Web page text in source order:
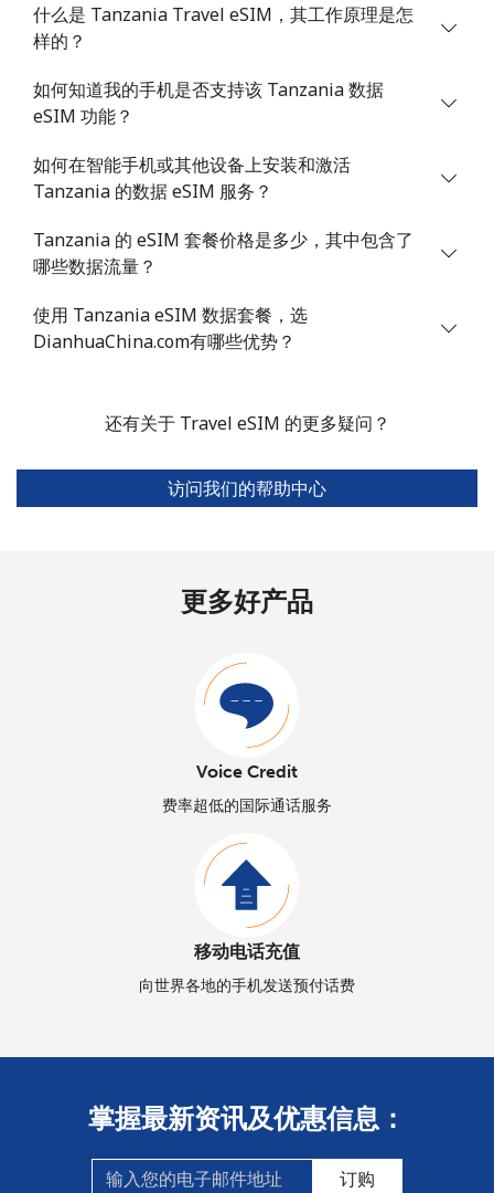
什么是 Tanzania Travel eSIM，其工作原理是怎
样的？
如何知道我的手机是否支持该 Tanzania 数据
eSIM 功能？
如何在智能手机或其他设备上安装和激活
Tanzania 的数据 eSIM 服务？
Tanzania 的 eSIM 套餐价格是多少，其中包含了
哪些数据流量？
使用 Tanzania eSIM 数据套餐，选
DianhuaChina.com有哪些优势？
还有关于 Travel eSIM 的更多疑问？
访问我们的帮助中心
更多好产品
Voice Credit
费率超低的国际通话服务
移动电话充值
向世界各地的手机发送预付话费
掌握最新资讯及优惠信息：
订购